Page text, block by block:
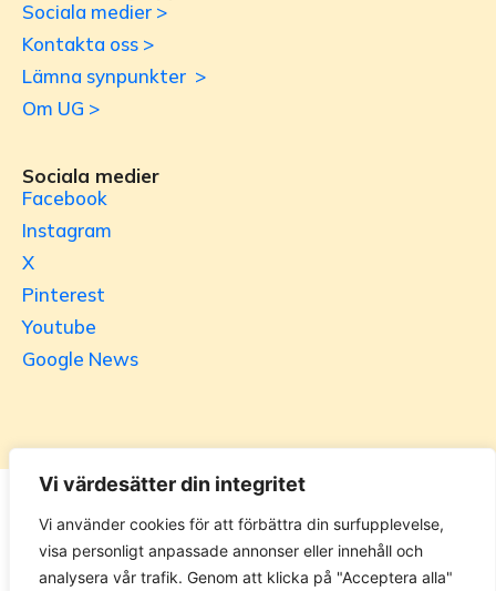
Vi värdesätter din integritet
Vi använder cookies för att förbättra din surfupplevelse,
visa personligt anpassade annonser eller innehåll och
analysera vår trafik. Genom att klicka på "Acceptera alla"
Sociala medier >
Kontakta oss >
Lämna synpunkter >
Om UG >
Sociala medier
Facebook
Instagram
X
Pinterest
Youtube
Google News
Utrikesgruppen
UG.se – representeras helt i privat regi av Svenska
Utrikesgruppen AB. Materialet på webbplatsen får ej